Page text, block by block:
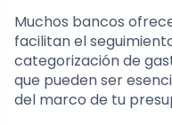
Muchos bancos
facilitan el
categorización de
que pueden ser
del marco de tu